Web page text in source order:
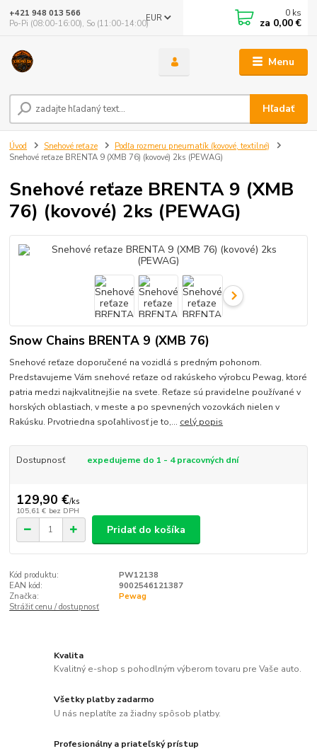
Menu
EUR
Hľadať
+421 948 013 566
Po-Pi (08:00-16:00), So (11:00-14:00)
0 ks
za 0,00 €
Úvod Snehové reťaze
Podľa rozmeru pneumatík (kovové, textilné)
Snehové reťaze BRENTA 9 (XMB 76) (kovové) 2ks (PEWAG)
Snehové reťaze BRENTA 9 (XMB
76) (kovové) 2ks (PEWAG)
Snow Chains BRENTA 9 (XMB 76)
Snehové reťaze doporučené na vozidlá s predným pohonom.
Predstavujeme Vám snehové reťaze od rakúskeho výrobcu Pewag, ktoré
patria medzi najkvalitnejšie na svete. Reťaze sú pravidelne používané v
horských oblastiach, v meste a po spevnených vozovkách nielen v
Rakúsku. Prvotriedna spoľahlivosť je to,... celý popis
Dostupnosť expedujeme do 1 - 4 pracovných dní
129,90 €/ks
105,61 € bez DPH
Pridať do košíka
Kód produktu:
PW12138
EAN kód:
9002546121387
Značka:
Pewag
Strážiť cenu / dostupnosť
Kvalita
Kvalitný e-shop s pohodlným výberom tovaru pre Vaše auto.
Všetky platby zadarmo
U nás neplatíte za žiadny spôsob platby.
Profesionálny a priateľský prístup